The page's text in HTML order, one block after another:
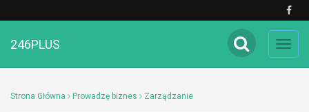
246PLUS
Strona Główna Prowadzę biznes Zarządzanie